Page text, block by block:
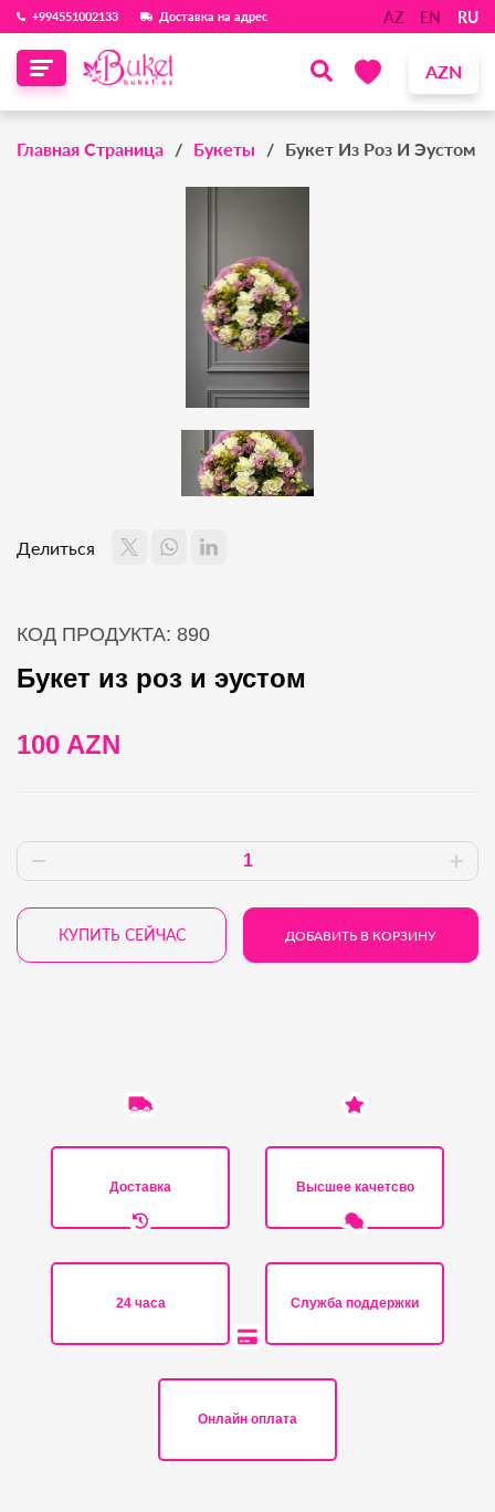
‪+994551002133‬ Доставка на адрес AZ EN RU
AZN
Главная Страница Букеты Букет Из Роз И Эустом
Делиться
КОД ПРОДУКТА: 890
Букет из роз и эустом
100 AZN
КУПИТЬ СЕЙЧАС ДОБАВИТЬ В КОРЗИНУ
Доставка Высшее качетсво
24 часа Служба поддержки
Онлайн оплата